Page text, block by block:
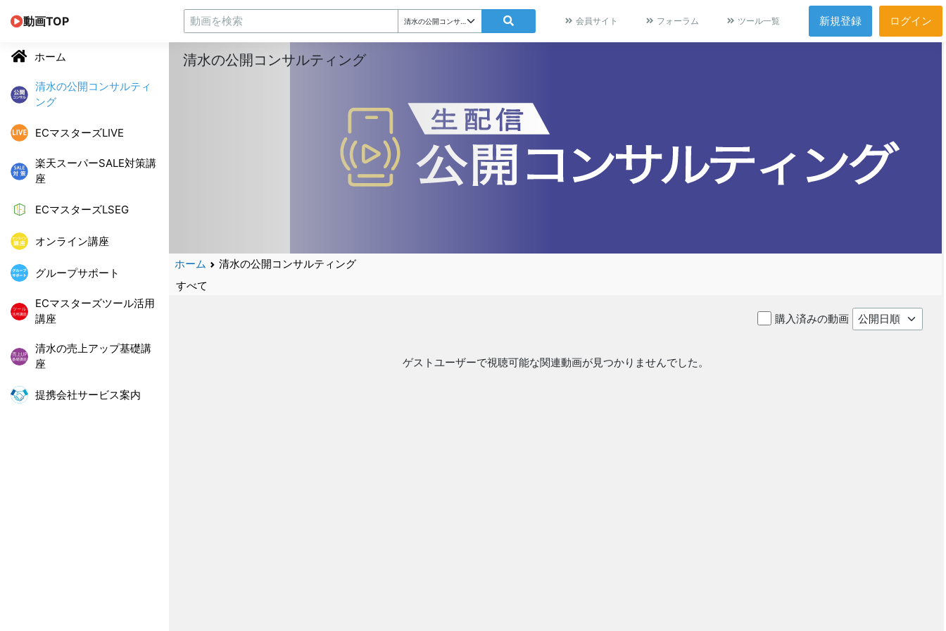
動画TOP 会員サイト フォーラム ツール一覧 新規登録 ログイン
ホーム
清水の公開コンサルティ
ング
ECマスターズLIVE
楽天スーパーSALE対策講
座
ECマスターズLSEG
オンライン講座
グループサポート
ECマスターズツール活用
講座
清水の売上アップ基礎講
座
提携会社サービス案内
清水の公開コンサルティング
ホーム
清水の公開コンサルティング
すべて
購入済みの動画
ゲストユーザーで視聴可能な関連動画が見つかりませんでした。